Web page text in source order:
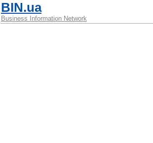
BIN.ua
Business Information Network